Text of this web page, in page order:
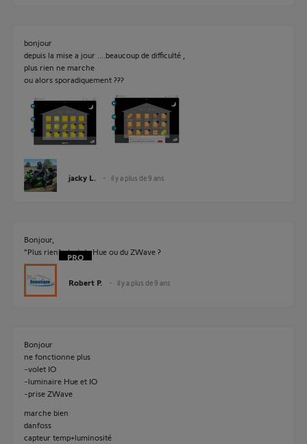
bonjour
depuis la mise a jour ....beaucoup de difficulté ,
plus rien ne marche
ou alors sporadiquement ???
jacky L. il y a plus de 9 ans
Bonjour,
"Plus rien" c'est du Hue ou du ZWave ?
Robert P. il y a plus de 9 ans
Bonjour
ne fonctionne plus
-volet IO
-luminaire Hue et IO
-prise ZWave
marche bien
danfoss
capteur temp+luminosité